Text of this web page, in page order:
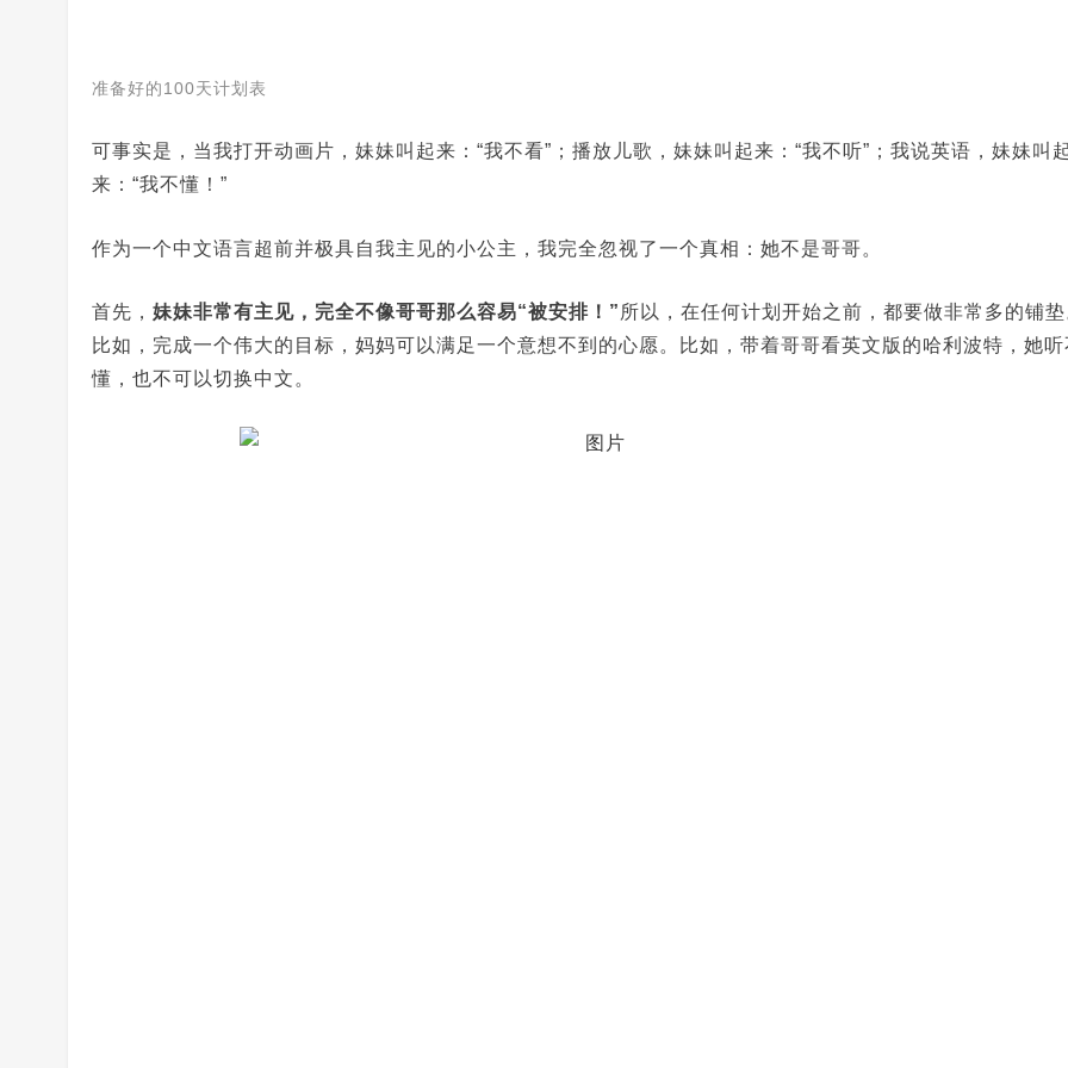
准备好的100天计划表
可事实是，当我打开动画片，妹妹叫起来：“我不看”；播放儿歌，妹妹叫起来：“我不听”；我说英语，妹妹叫
来：“我不懂！”
作为一个中文语言超前并极具自我主见的小公主，我完全忽视了一个真相：她不是哥哥。
首先， 妹妹非常有主见，完全不像哥哥那么容易“被安排！” 所以，在任何计划开始之前，都要做非常多的铺垫
比如，完成一个伟大的目标，妈妈可以满足一个意想不到的心愿。比如，带着哥哥看英文版的哈利波特，她听
懂，也不可以切换中文。